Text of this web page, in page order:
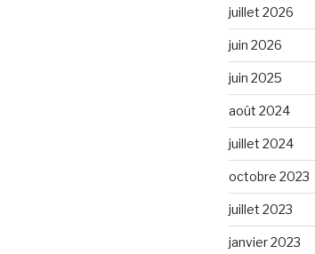
juillet 2026
juin 2026
juin 2025
août 2024
juillet 2024
octobre 2023
juillet 2023
janvier 2023